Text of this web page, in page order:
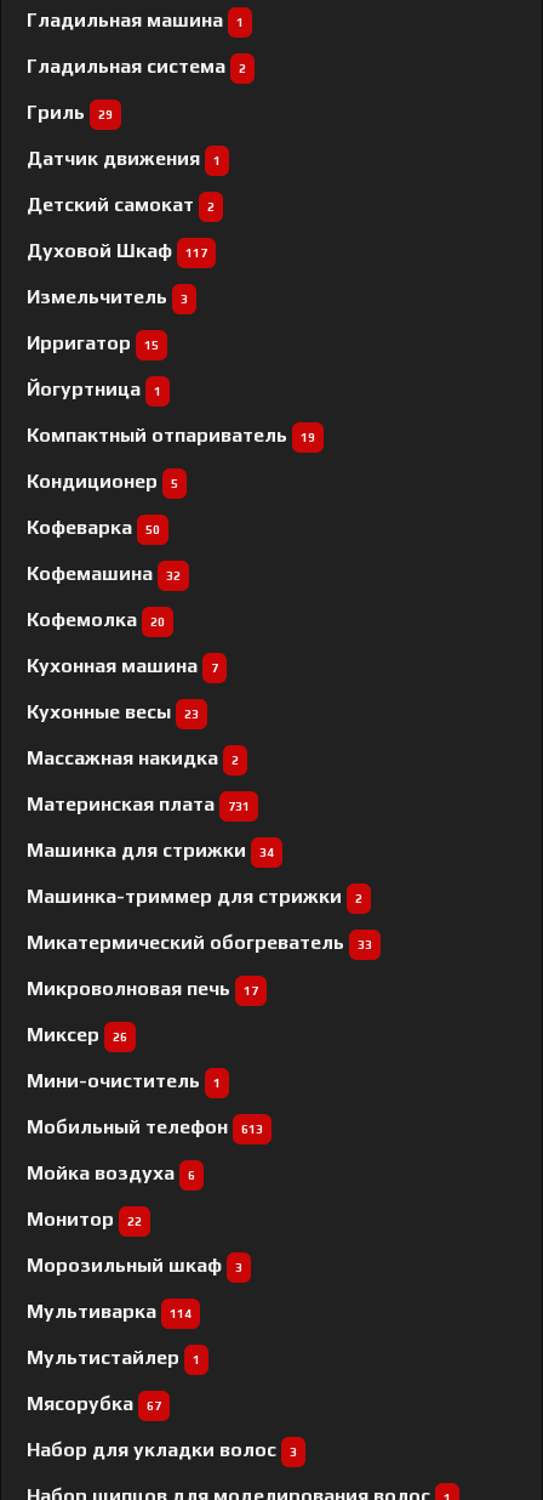
Гладильная машина 1
Гладильная система 2
Гриль 29
Датчик движения 1
Детский самокат 2
Духовой Шкаф 117
Измельчитель 3
Ирригатор 15
Йогуртница 1
Компактный отпариватель 19
Кондиционер 5
Кофеварка 50
Кофемашина 32
Кофемолка 20
Кухонная машина 7
Кухонные весы 23
Массажная накидка 2
Материнская плата 731
Машинка для стрижки 34
Машинка-триммер для стрижки 2
Микатермический обогреватель 33
Микроволновая печь 17
Миксер 26
Мини-очиститель 1
Мобильный телефон 613
Мойка воздуха 6
Монитор 22
Морозильный шкаф 3
Мультиварка 114
Мультистайлер 1
Мясорубка 67
Набор для укладки волос 3